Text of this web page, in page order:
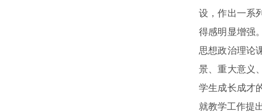
设，作出一系
得感明显增强
思想政治理论
景、重大意义
学生成长成才
就教学工作提